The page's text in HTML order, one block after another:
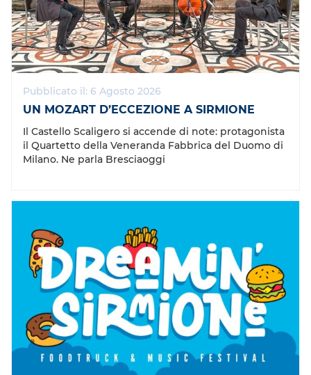
Pubblicato il: 6 Agosto 2026
UN MOZART D’ECCEZIONE A SIRMIONE
Il Castello Scaligero si accende di note: protagonista
il Quartetto della Veneranda Fabbrica del Duomo di
Milano. Ne parla Bresciaoggi